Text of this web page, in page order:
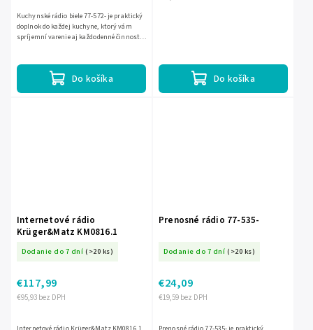
Do košíka
Kuchynské rádio biele 77-572- je praktický
doplnok do každej kuchyne, ktorý vám
spríjemní varenie aj každodenné činnosti.
Do košíka
Internetové rádio
Krüger&Matz KM0816.1
Dodanie do 7 dní (>20 ks)
€95,93 bez DPH
€117,99
Prenosné rádio 77-535-
Dodanie do 7 dní (>20 ks)
€19,59 bez DPH
€24,09